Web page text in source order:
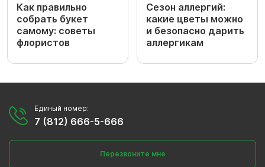
Как правильно
собрать букет
самому: советы
флористов
Сезон аллергий:
какие цветы можно
и безопасно дарить
аллергикам
Единый номер:
7 (812) 666-5-666
Перезвоните мне